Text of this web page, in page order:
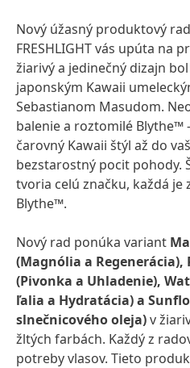
Nový úžasný produktový
FRESHLIGHT vás upúta na
žiarivý a jedinečný dizajn
japonským Kawaii
Sebastianom Masudom.
balenie a roztomilé Blythe™
čarovný Kawaii štýl až do
bezstarostný pocit pohody.
tvoria celú značku, každá
Blythe™.
Nový rad ponúka variant
(Magnólia a Regenerácia),
(Pivonka a Uhladenie),
ľalia a Hydratácia) a
slnečnicového oleja)v
žltých farbách. Každý z
potreby vlasov. Tieto